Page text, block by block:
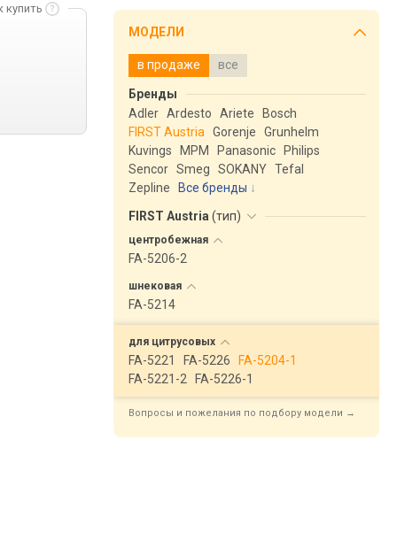
купить
МОДЕЛИ
в продаже все
Бренды
Adler Ardesto Ariete
Bosch
FIRST Austria
Gorenje
Grunhelm
Kuvings
MPM Panasonic
Philips
Sencor Smeg SOKANY Tefal
Zepline
Все бренды
FIRST Austria (тип)
центробежная
FA-5206-2
шнековая
FA-5214
для цитрусовых
FA-5221 FA-5226
FA-5204-1
FA-5221-2
FA-5226-1
Вопросы и пожелания по подбору модели →